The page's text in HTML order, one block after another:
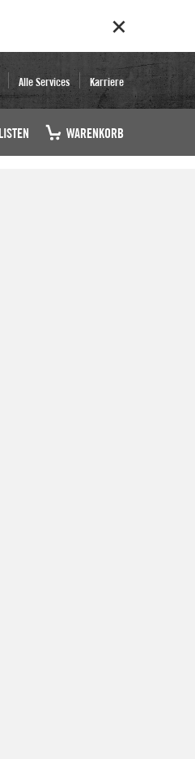
Alle Services Karriere
WARENKORB